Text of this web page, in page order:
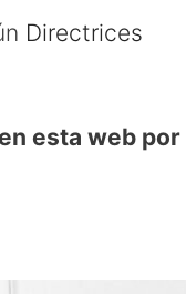
Directrices
esta web por